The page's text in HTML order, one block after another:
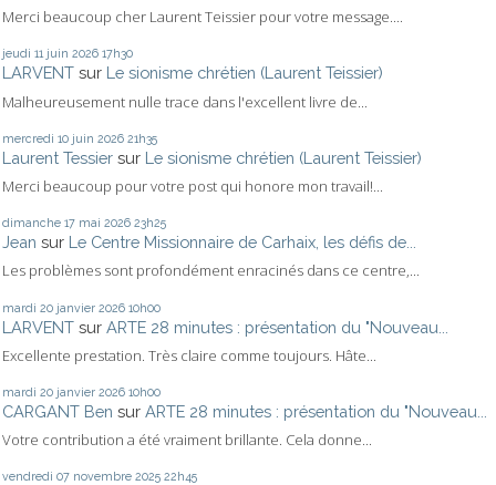
Merci beaucoup cher Laurent Teissier pour votre message....
jeudi 11 juin 2026 17h30
LARVENT sur Le sionisme chrétien (Laurent Teissier)
Malheureusement nulle trace dans l'excellent livre de...
mercredi 10 juin 2026 21h35
Laurent Tessier sur Le sionisme chrétien (Laurent Teissier)
Merci beaucoup pour votre post qui honore mon travail!...
dimanche 17 mai 2026 23h25
Jean sur Le Centre Missionnaire de Carhaix, les défis de...
Les problèmes sont profondément enracinés dans ce centre,...
mardi 20 janvier 2026 10h00
LARVENT sur ARTE 28 minutes : présentation du "Nouveau...
Excellente prestation. Très claire comme toujours. Hâte...
mardi 20 janvier 2026 10h00
CARGANT Ben sur ARTE 28 minutes : présentation du "Nouveau...
Votre contribution a été vraiment brillante. Cela donne...
vendredi 07 novembre 2025 22h45